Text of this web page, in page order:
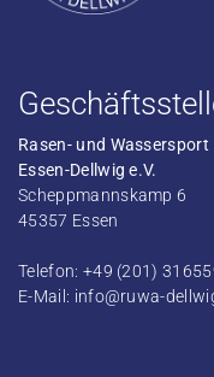
Rasen- und Wassersport
Essen-Dellwig e.V.
Scheppmannskamp 6
45357 Essen
Telefon: +49 (201)
E-Mail: info@ruwa-